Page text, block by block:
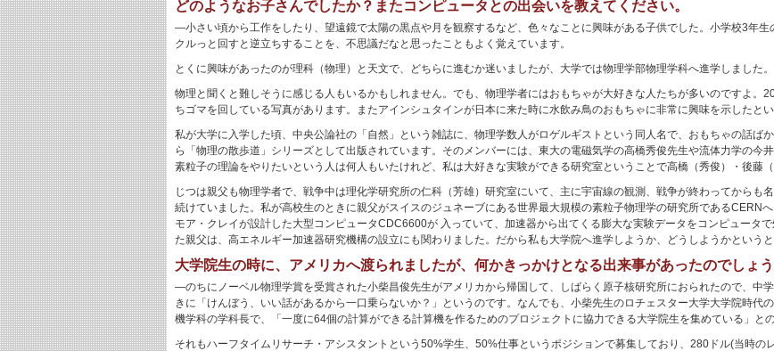
どのようなお子さんでしたか？またコンピュータとの出会いを教えてください。
―小さい頃から工作をしたり、望遠鏡で太陽の黒点や月を観察するなど、色々なことに興味がある子供でした。小学校3年生
クルっと回すと逆立ちすることを、不思議だなと思ったこともよく覚えています。
とくに興味があったのが理科（物理）と天文で、どちらに進むか迷いましたが、大学では物理学部物理学科へ進学しました。
物理と聞くと難しそうに感じる人もいるかもしれません。でも、物理学者にはおもちゃが大好きな人たちが多いのですよ。
ちゴマを回している写真があります。またアインシュタインが日本に来た時に水飲み鳥のおもちゃに非常に興味を示したとい
私が大学に入学した頃、中央公論社の「自然」という雑誌に、物理学数人がロゲルギストという同人名で、おもちゃの話ば
ら「物理の散歩道」シリーズとして出版されています。そのメンバーには、東大の電磁気学の高橋秀俊先生や流体力学の今
素粒子の理論をやりたいという人は何人もいたけれど、私は大好きな実験ができる研究室ということで高橋（秀俊）・後藤（
じつは親父も物理学者で、戦争中は理化学研究所の仁科（芳雄）研究室にいて、主に宇宙線の観測、戦争が終わってからも
続けていました。私が高校生のときに親父がスイスのジュネーブにある世界最大規模の素粒子物理学の研究所であるCERN
モア・クレイが設計した大型コンピュータCDC6600が 入っていて、加速器から出てくる膨大な実験データをコンピュータ
た親父は、高エネルギー加速器研究機構の設立にも関わりました。だから私も大学院へ進学しようか、どうしようかという
大学院生の時に、アメリカへ渡られましたが、何かきっかけとなる出来事があったのでしょ
―のちにノーベル物理学賞を受賞された小柴昌俊先生がアメリカから帰国して、しばらく原子核研究所におられたので、中
きに「けんぼう、いい話があるから一口乗らないか？」というのです。なんでも、小柴先生のロチェスター大学大学院時代
機学科の学科長で、「一度に64個の計算ができる計算機を作るためのプロジェクトに協力できる大学院生を集めている」との
それもハーフタイムリサーチ・アシスタントという50%学生、50%仕事というポジションで募集しており、280ドル(当時の